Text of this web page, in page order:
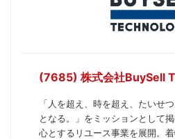
(7685) 株式会社BuySell
「人を超え、時を超え、たいせ
となる。」をミッションとして
心とするリユース事業を展開。